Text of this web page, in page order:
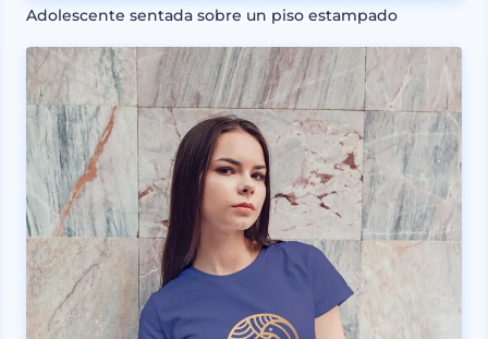
Adolescente sentada sobre un piso estampado